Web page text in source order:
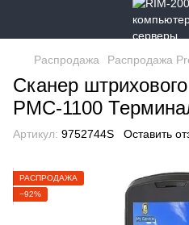
Распродажа Распродажа
Сканер
PMC-1100
Артикул: 9752744S Оставить
РАСПРОДАЖА
−92%